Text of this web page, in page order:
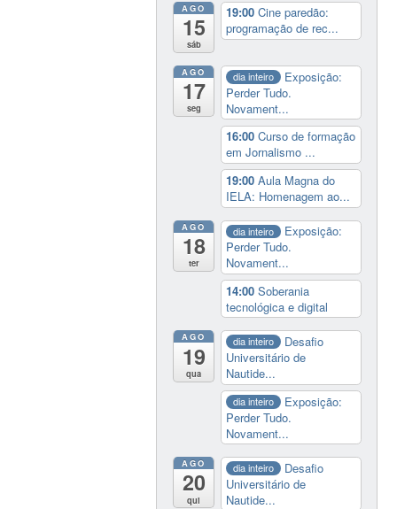
AGO
15
sáb
19:00Cine paredão:
programação de rec...
AGO
17
seg
dia inteiro
Exposição:
Perder Tudo.
Novament...
16:00Curso de formação
em Jornalismo ...
19:00Aula Magna do
IELA: Homenagem ao...
AGO
18
ter
dia inteiro
Exposição:
Perder Tudo.
Novament...
14:00Soberania
tecnológica e digital
AGO
19
qua
dia inteiro
Desafio
Universitário de
Nautide...
dia inteiro
Exposição:
Perder Tudo.
Novament...
AGO
20
qui
dia inteiro
Desafio
Universitário de
Nautide...